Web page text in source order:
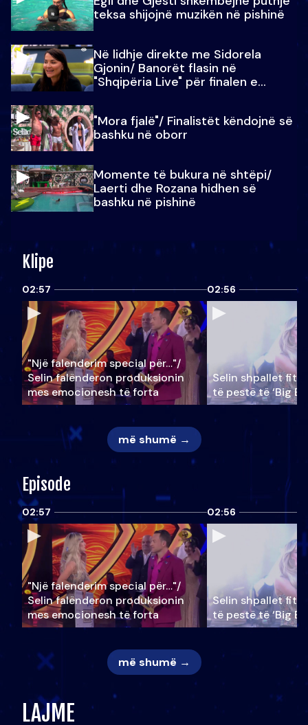
teksa shijojnë muzikën në pishinë
Në lidhje direkte me Sidorela
Gjonin/ Banorët flasin në
"Shqipëria Live" për finalen e
"Mora fjalë"/ Finalistët këndojnë së
bashku në oborr
Momente të bukura në shtëpi/
Laerti dhe Rozana hidhen së
bashku në pishinë
Klipe
02:57
"Një falenderim special për…"/
Selin falënderon produksionin
mes emocionesh të forta
02:56
Selin shpallet
të pestë të ‘Big
më shumë →
Episode
02:57
"Një falenderim special për…"/
Selin falënderon produksionin
mes emocionesh të forta
02:56
Selin shpallet
të pestë të ‘Big
më shumë →
LAJME